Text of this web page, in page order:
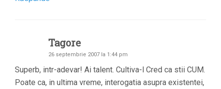
Tagore
26 septembrie 2007 la 1:44 pm
Superb, intr-adevar! Ai talent. Cultiva-l Cred ca stii CUM.
Poate ca, in ultima vreme, interogatia asupra existentei,